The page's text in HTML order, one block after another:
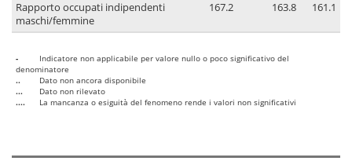
Rapporto occupati indipendenti
maschi/femmine
167.2 163.8 161.1
-
Indicatore non applicabile per valore nullo o poco significativo del
denominatore
..
Dato non ancora disponibile
...
Dato non rilevato
....
La mancanza o esiguità del fenomeno rende i valori non significativi